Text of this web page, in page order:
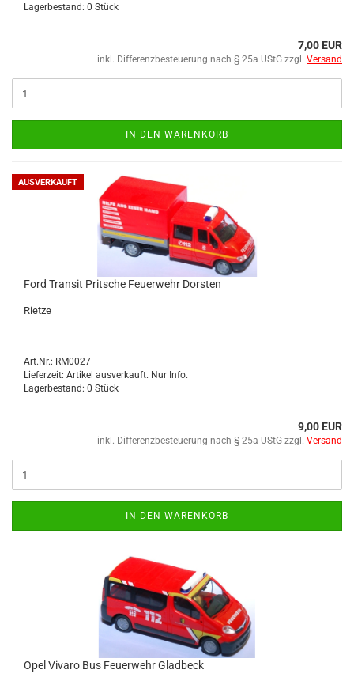
Lagerbestand: 0 Stück
7,00 EUR
inkl. Differenzbesteuerung nach § 25a UStG zzgl. Versand
IN DEN WARENKORB
AUSVERKAUFT
Ford Tran­sit Prit­sche Feu­er­wehr Dors­ten
Riet­ze
Art.Nr.: RM0027
Lieferzeit: Artikel ausverkauft. Nur Info.
Lagerbestand: 0 Stück
9,00 EUR
inkl. Differenzbesteuerung nach § 25a UStG zzgl. Versand
IN DEN WARENKORB
Opel Vi­va­ro Bus Feu­er­wehr Glad­beck